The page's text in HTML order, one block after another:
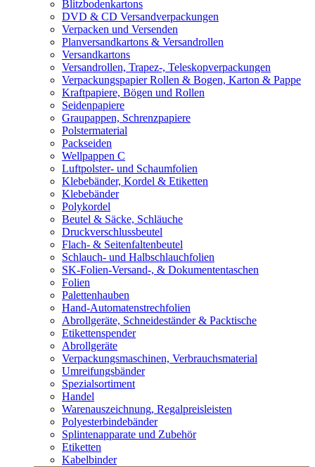
Blitzbodenkartons
DVD & CD Versandverpackungen
Verpacken und Versenden
Planversandkartons & Versandrollen
Versandkartons
Versandrollen, Trapez-, Teleskopverpackungen
Verpackungspapier Rollen & Bogen, Karton & Pappe
Kraftpapiere, Bögen und Rollen
Seidenpapiere
Graupappen, Schrenzpapiere
Polstermaterial
Packseiden
Wellpappen C
Luftpolster- und Schaumfolien
Klebebänder, Kordel & Etiketten
Klebebänder
Polykordel
Beutel & Säcke, Schläuche
Druckverschlussbeutel
Flach- & Seitenfaltenbeutel
Schlauch- und Halbschlauchfolien
SK-Folien-Versand-, & Dokumententaschen
Folien
Palettenhauben
Hand-Automatenstrechfolien
Abrollgeräte, Schneideständer & Packtische
Etikettenspender
Abrollgeräte
Verpackungsmaschinen, Verbrauchsmaterial
Umreifungsbänder
Spezialsortiment
Handel
Warenauszeichnung, Regalpreisleisten
Polyesterbindebänder
Splintenapparate und Zubehör
Etiketten
Kabelbinder